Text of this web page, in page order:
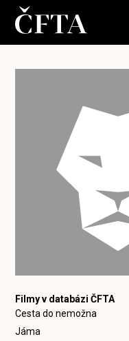
Filmy v databázi ČFTA
Cesta do nemožna
Jáma